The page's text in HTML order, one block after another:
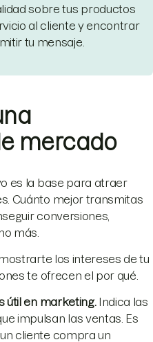
sobre tus productos
al cliente y encontrar
tu mensaje.
mercado
es la base para atraer
Cuánto mejor transmitas
conversiones,
más.
los intereses de tu
te ofrecen el por qué.
útil en marketing.Indica las
impulsan las ventas. Es
cliente compra un